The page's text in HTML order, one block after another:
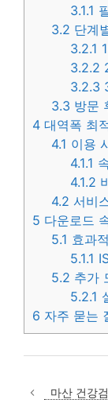
3.1.1
3.2 단계
3.2.1
3.2.2
3.2.3
3.3 방문
4 대역폭 최
4.1 이용
4.1.1
4.1.2
4.2 서비
5 다운로드
5.1 효과
5.1.1
5.2 추가
5.2.1
6 자주 묻는
마산 건강